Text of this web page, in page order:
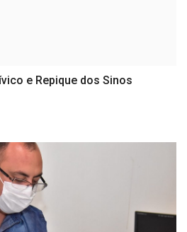
e Repique dos Sinos